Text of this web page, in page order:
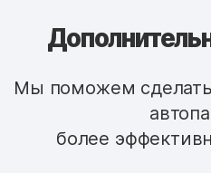
Мы поможем
более